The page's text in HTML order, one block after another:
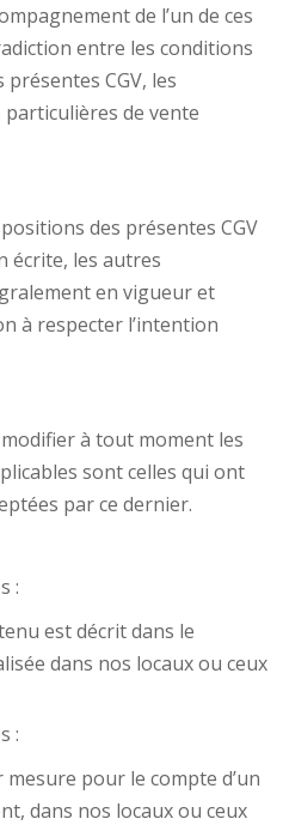
de l’un de ces
entre les conditions
CGV, les
de vente
des présentes CGV
écrite, les autres
en vigueur et
à respecter l’intention
modifier à tout moment les
sont celles qui ont
par ce dernier.
:
est décrit dans le
dans nos locaux ou ceux
:
pour le compte d’un
dans nos locaux ou ceux